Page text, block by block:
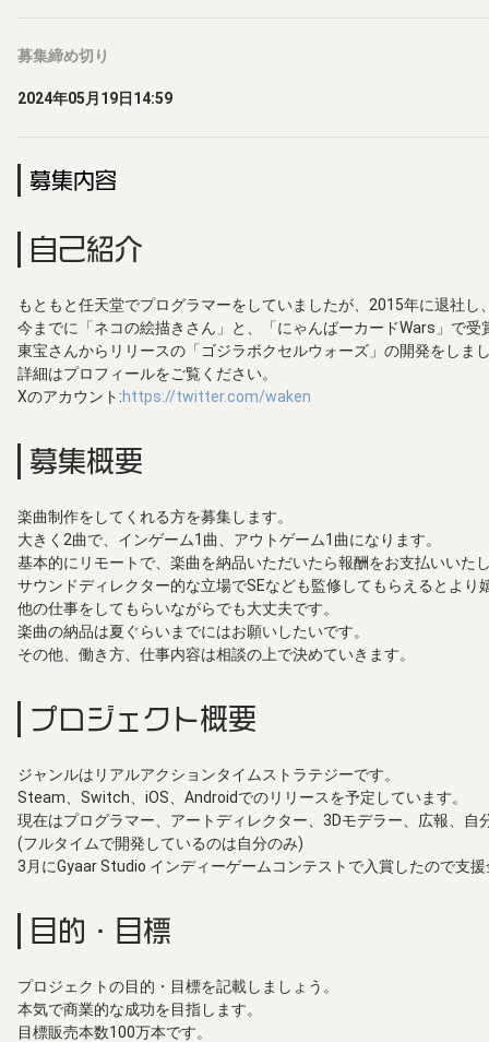
募集締め切り
2024年05月19日14:59
募集内容
自己紹介
もともと任天堂でプログラマーをしていましたが、2015年に退社
今までに「ネコの絵描きさん」と、「にゃんばーカードWars」で受
東宝さんからリリースの「ゴジラボクセルウォーズ」の開発をしま
詳細はプロフィールをご覧ください。
Xのアカウント:https://twitter.com/waken
募集概要
楽曲制作をしてくれる方を募集します。
大きく2曲で、インゲーム1曲、アウトゲーム1曲になります。
基本的にリモートで、楽曲を納品いただいたら報酬をお支払いいた
サウンドディレクター的な立場でSEなども監修してもらえるとより
他の仕事をしてもらいながらでも大丈夫です。
楽曲の納品は夏ぐらいまでにはお願いしたいです。
その他、働き方、仕事内容は相談の上で決めていきます。
プロジェクト概要
ジャンルはリアルアクションタイムストラテジーです。
Steam、Switch、iOS、Androidでのリリースを予定しています。
現在はプログラマー、アートディレクター、3Dモデラー、広報、自
(フルタイムで開発しているのは自分のみ)
3月にGyaar Studio インディーゲームコンテストで入賞したので支
目的・目標
プロジェクトの目的・目標を記載しましょう。
本気で商業的な成功を目指します。
目標販売本数100万本です。